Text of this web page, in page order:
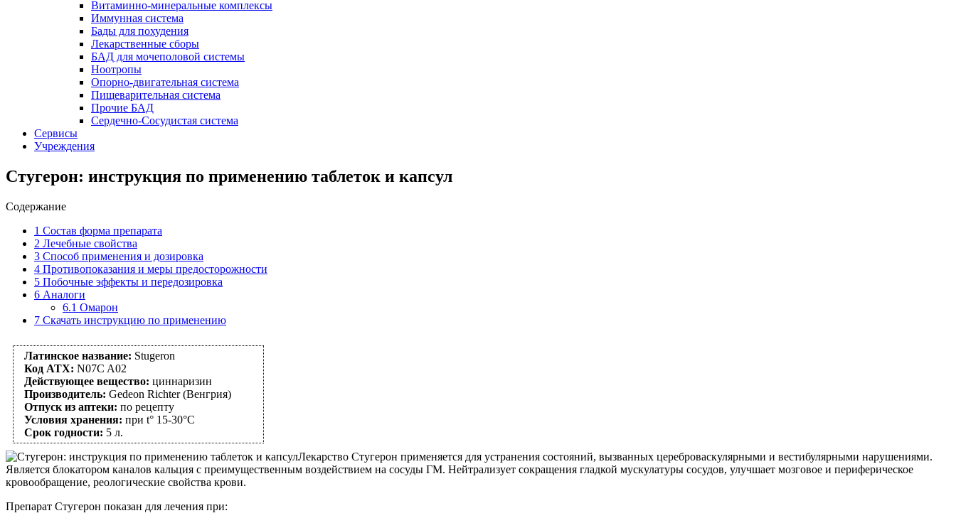
Витаминно-минеральные комплексы
Иммунная система
Бады для похудения
Лекарственные сборы
БАД для мочеполовой системы
Ноотропы
Опорно-двигательная система
Пищеварительная система
Прочие БАД
Сердечно-Сосудистая система
Сервисы
Учреждения
Стугерон: инструкция по применению таблеток и капсул
Содержание
1 Состав форма препарата
2 Лечебные свойства
3 Способ применения и дозировка
4 Противопоказания и меры предосторожности
5 Побочные эффекты и передозировка
6 Аналоги
6.1 Омарон
7 Скачать инструкцию по применению
Латинское название: Stugeron
Код АТХ: N07C A02
Действующее вещество: циннаризин
Производитель: Gedeon Richter (Венгрия)
Отпуск из аптеки: по рецепту
Условия хранения: при t° 15-30°C
Срок годности: 5 л.
Лекарство Стугерон применяется для устранения состояний, вызванных цереброваскулярными и вестибулярными нарушениями.
Является блокатором каналов кальция с преимущественным воздействием на сосуды ГМ. Нейтрализует сокращения гладкой мускулатуры сосудов, улучшает мозговое и периферическое
кровообращение, реологические свойства крови.
Препарат Стугерон показан для лечения при: